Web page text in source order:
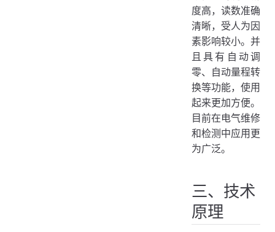
度高，读数准确
清晰，受人为因
素影响较小。并
且具有自动调
零、自动量程转
换等功能，使用
起来更加方便。
目前在电气维修
和检测中应用更
为广泛。
三、技术
原理